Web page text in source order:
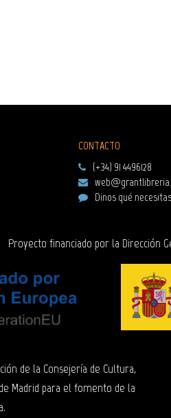
CONTACTO
(+34) 91 4496128
Dinos qué necesitas
Proyecto financiado por la Dirección
de la Consejería de Cultura,
Madrid para el fomento de la